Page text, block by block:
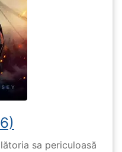
sa periculoasă